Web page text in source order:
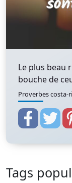
Le plus beau
bouche de
Proverbes costa-
Tags